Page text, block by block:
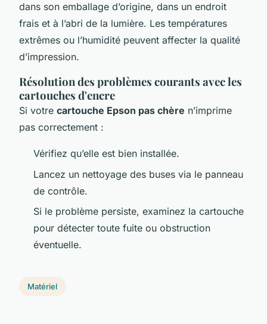
dans son emballage d’origine, dans un endroit
frais et à l’abri de la lumière. Les températures
extrêmes ou l’humidité peuvent affecter la qualité
d’impression.
Résolution des problèmes courants avec les
cartouches d'encre
Si votre cartouche Epson pas chère n’imprime
pas correctement :
Vérifiez qu’elle est bien installée.
Lancez un nettoyage des buses via le panneau
de contrôle.
Si le problème persiste, examinez la cartouche
pour détecter toute fuite ou obstruction
éventuelle.
Matériel